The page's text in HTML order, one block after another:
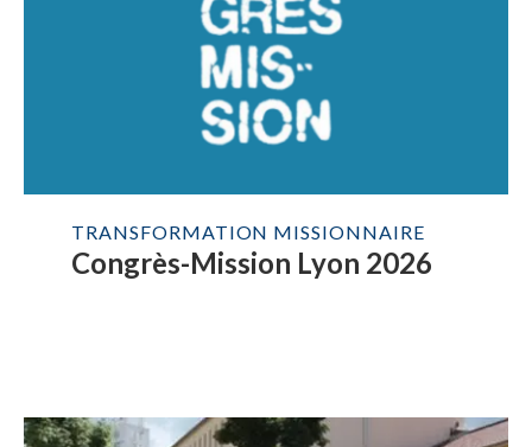
TRANSFORMATION MISSIONNAIRE
Congrès-Mission Lyon 2026